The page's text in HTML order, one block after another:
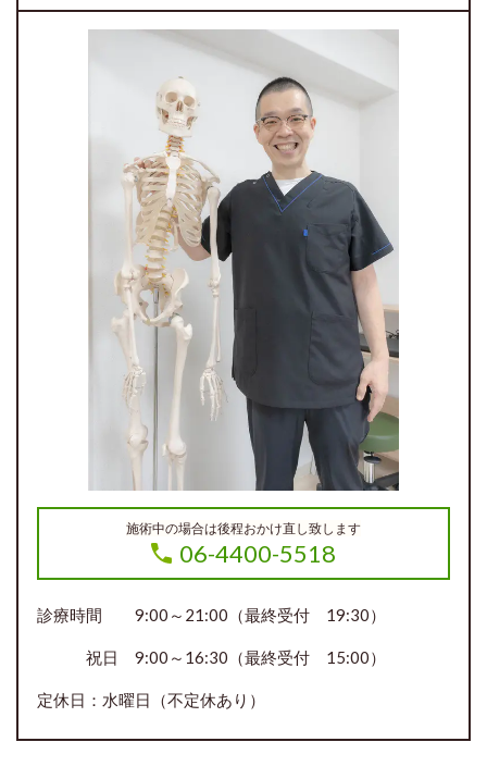
施術中の場合は後程おかけ直し致します
06-4400-5518
診療時間 9:00～21:00（最終受付 19:30）
祝日 9:00～16:30（最終受付 15:00）
定休日：水曜日（不定休あり）